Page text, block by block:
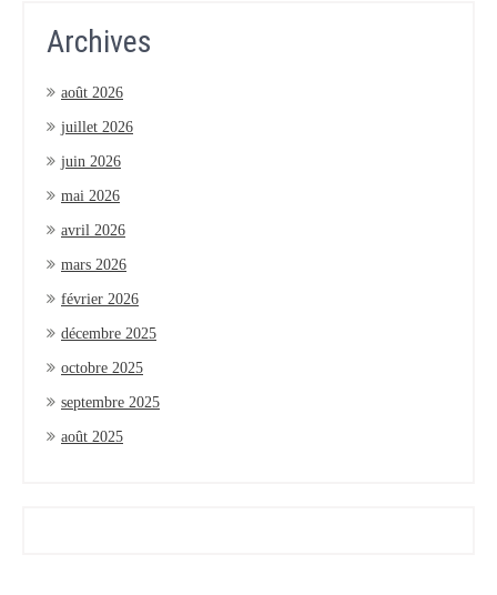
Archives
août 2026
juillet 2026
juin 2026
mai 2026
avril 2026
mars 2026
février 2026
décembre 2025
octobre 2025
septembre 2025
août 2025